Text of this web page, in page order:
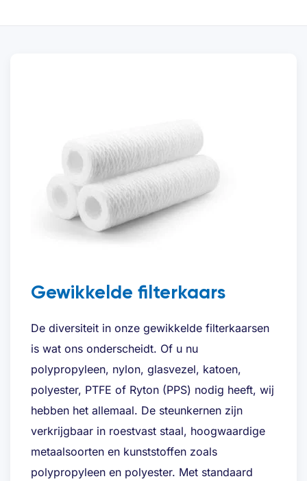
Gewikkelde filterkaars
De diversiteit in onze gewikkelde filterkaarsen
is wat ons onderscheidt. Of u nu
polypropyleen, nylon, glasvezel, katoen,
polyester, PTFE of Ryton (PPS) nodig heeft, wij
hebben het allemaal. De steunkernen zijn
verkrijgbaar in roestvast staal, hoogwaardige
metaalsoorten en kunststoffen zoals
polypropyleen en polyester. Met standaard
Offerte aanvragen